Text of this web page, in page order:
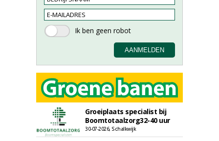
Groeiplaats specialist bij
Boomtotaalzorg32-40 uur
30-07-2026, Schalkwijk